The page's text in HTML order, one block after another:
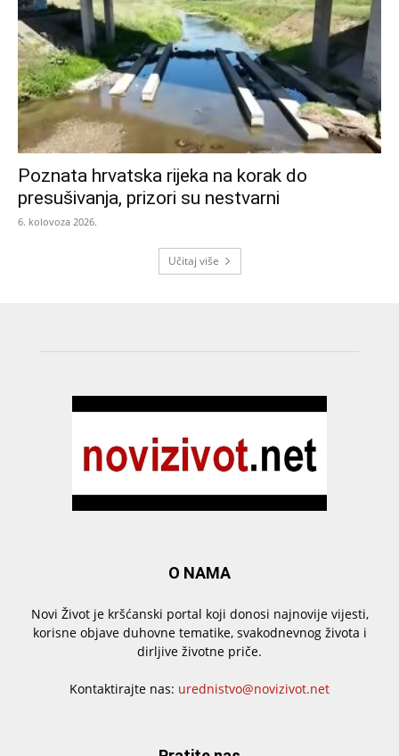
Poznata hrvatska rijeka na korak do
presušivanja, prizori su nestvarni
6. kolovoza 2026.
Učitaj više
O NAMA
Novi Život je kršćanski portal koji donosi najnovije vijesti,
korisne objave duhovne tematike, svakodnevnog života i
dirljive životne priče.
Kontaktirajte nas: urednistvo@novizivot.net